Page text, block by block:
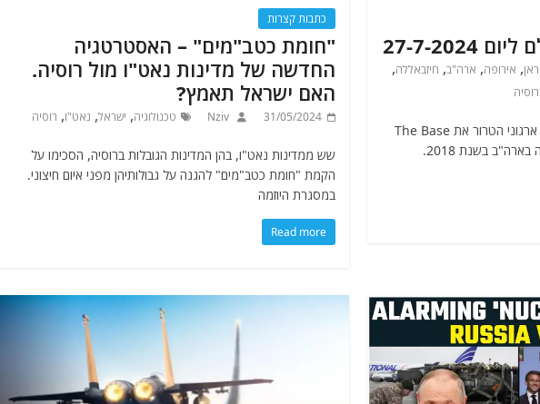
7-2024
, אירופה, ארה"ב, חיזבאללה,
רוסיה
*- האיחוד האירופי הוסיף לרשימת ארגוני הטרור את The Base
(הבסיס), הקבוצה הגזענית שהוקמה בארה"ב בשנת 2018.
כתבות קצרות
"חומת כטב"מים" – האסטרטגיה
החדשה של מדינות נאט"ו מול רוסיה.
האם ישראל תאמץ?
31/05/2024
Nziv טכנולוגיה, ישראל, נאט"ו, רוסיה
שש ממדינות נאט"ו, בהן המדינות הגובלות ברוסיה, הסכימו על
הקמת "חומת כטב"מים" להגנה על גבולותיהן מפני איום חיצוני.
במסגרת היוזמה
Read more